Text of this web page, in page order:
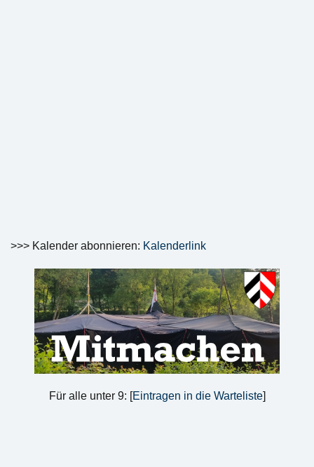
>>> Kalender abonnieren: Kalenderlink
Für alle unter 9: [Eintragen in die Warteliste]